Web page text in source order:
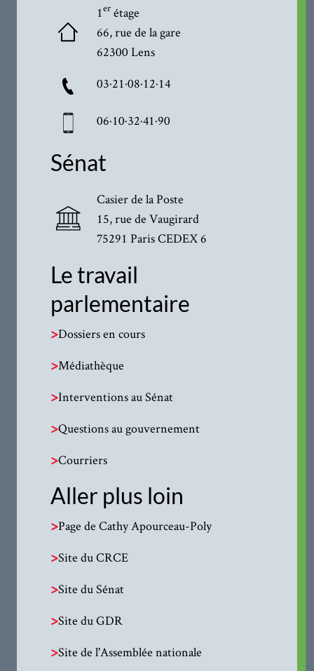
1erétage
66, rue de la gare
62300 Lens
03·21·08·12·14
06·10·32·41·90
Sénat
Casier de la Poste
15, rue de Vaugirard
75291 Paris CEDEX 6
Le travail
parlementaire
>Dossiers en cours
>Médiathèque
>Interventions au Sénat
>Questions au gouvernement
>Courriers
Aller plus loin
>Page de Cathy Apourceau-Poly
>Site du CRCE
>Site du Sénat
>Site du GDR
>Site de l'Assemblée nationale